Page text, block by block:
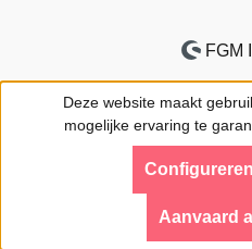
FGM
Deze website maakt
mogelijke ervaring te
Configureren
Aanvaard